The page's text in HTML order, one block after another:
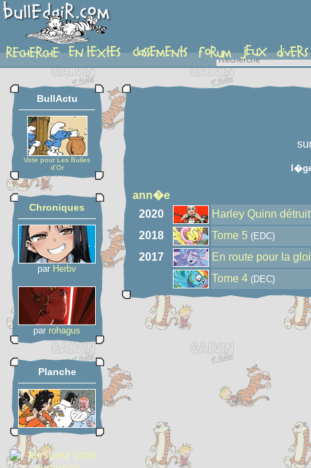
auteur
BullActu
Vote pour Les Bulles
d'Or
Chroniques
par Herbv
par rohagus
Planche
ann�e
2020
Harley Quinn
2018
Tome 5 (EDC)
2017
En route pour la
Tome 4 (DEC)